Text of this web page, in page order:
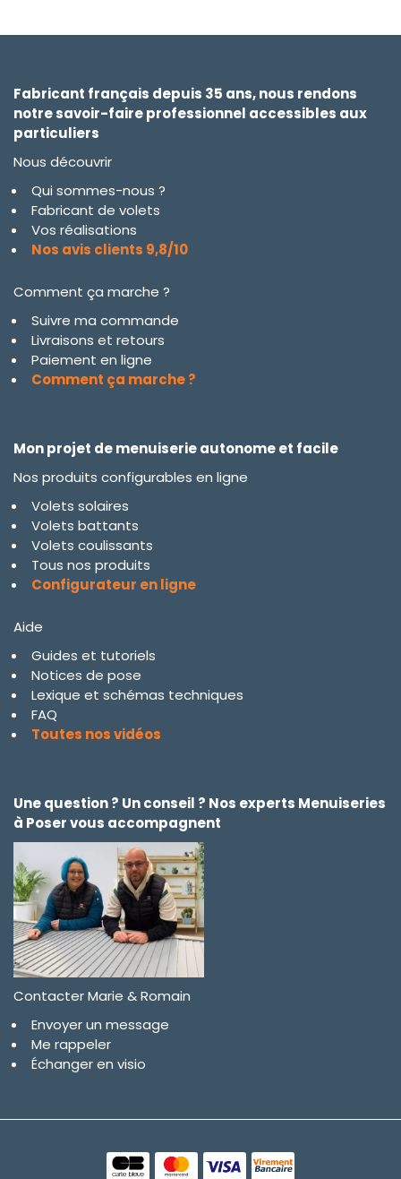
Fabricant français depuis 35 ans, nous rendons
notre savoir-faire professionnel accessibles aux
particuliers
Nous découvrir
Qui sommes-nous ?
Fabricant de volets
Vos réalisations
Nos avis clients 9,8/10
Comment ça marche ?
Suivre ma commande
Livraisons et retours
Paiement en ligne
Comment ça marche ?
Mon projet de menuiserie autonome et facile
Nos produits configurables en ligne
Volets solaires
Volets battants
Volets coulissants
Tous nos produits
Configurateur en ligne
Aide
Guides et tutoriels
Notices de pose
Lexique et schémas techniques
FAQ
Toutes nos vidéos
Une question ? Un conseil ? Nos experts Menuiseries
à Poser vous accompagnent
Contacter Marie & Romain
Envoyer un message
Me rappeler
Échanger en visio